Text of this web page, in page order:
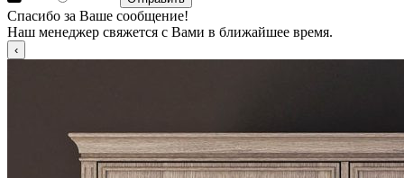
Спасибо за Ваше сообщение!
Наш менеджер свяжется с Вами в ближайшее время.